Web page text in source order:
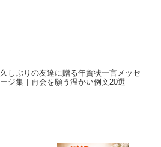
久しぶりの友達に贈る年賀状一言メッセ
ージ集｜再会を願う温かい例文20選